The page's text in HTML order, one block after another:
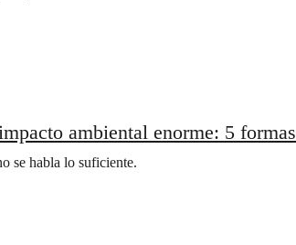
ambiental enorme: 5
se habla lo suficiente.